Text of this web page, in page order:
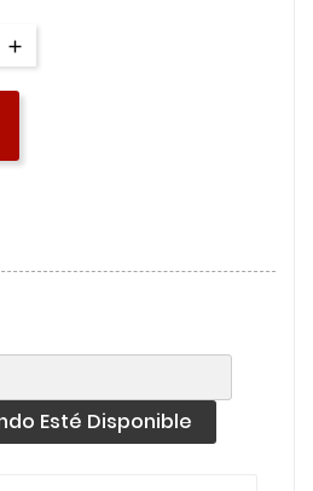
Esté Disponible